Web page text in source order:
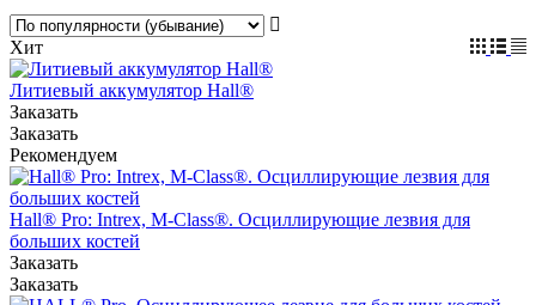
Хит
Литиевый аккумулятор Hall®
Заказать
Заказать
Рекомендуем
Hall® Pro: Intrex, M-Class®. Осциллирующие лезвия для
больших костей
Заказать
Заказать